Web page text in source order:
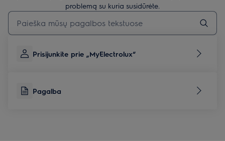
problemą su kuria susidūrėte.
Įveskite tekstą, jei norite ieškoti pagalbinių straipsnių
Prisijunkite prie „MyElectrolux“
Pagalba